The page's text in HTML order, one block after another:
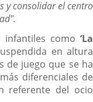
y consolidar el centro
infantiles como ‘La
en altura
de juego que se ha
diferenciales de
referente del ocio